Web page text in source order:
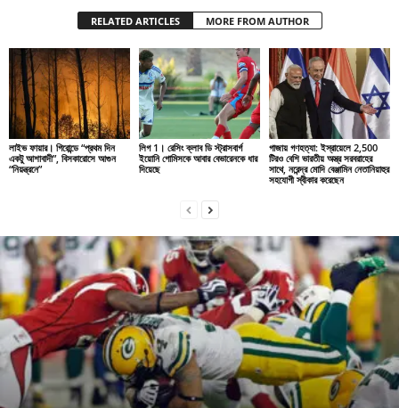
RELATED ARTICLES MORE FROM AUTHOR
লাইভ ফায়ার। গিরোন্ডে “প্রথম দিন
একটু আশাবাদী”, বিসকারোসে আগুন
“নিয়ন্ত্রনে”
লিগ 1। রেসিং ক্লাব ডি স্ট্রাসবার্গ
ইয়োনি গোমিসকে আবার বেভারেনকে ধার
দিয়েছে
গাজায় গণহত্যা: ইস্রায়েলে 2,500
টিরও বেশি ভারতীয় অস্ত্র সরবরাহের
সাথে, নরেন্দ্র মোদি বেঞ্জামিন নেতানিয়াহুর
সহযোগী স্বীকার করেছেন